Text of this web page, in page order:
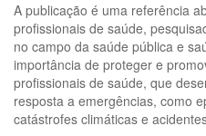
A publicação é uma referência
profissionais de saúde,
no campo da saúde pública e
importância de proteger e
profissionais de saúde, que
resposta a emergências, como
catástrofes climáticas e